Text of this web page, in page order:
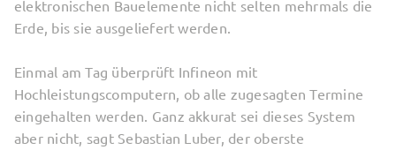
elektronischen Bauelemente nicht selten mehrmals die
Erde, bis sie ausgeliefert werden.
Einmal am Tag überprüft Infineon mit
Hochleistungscomputern, ob alle zugesagten Termine
eingehalten werden. Ganz akkurat sei dieses System
aber nicht, sagt Sebastian Luber, der oberste